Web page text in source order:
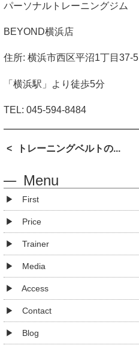
パーソナルトレーニングジム
BEYOND横浜店
住所: 横浜市西区平沼1丁目 37-5
「横浜駅」より徒歩5分
TEL: 045-594-8484
トレーニングベルトの...
Menu
First
Price
Trainer
Media
Access
Contact
Blog